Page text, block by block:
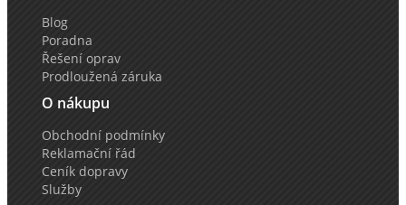
Blog
Poradna
Řešení oprav
Prodloužená záruka
O nákupu
Obchodní podmínky
Reklamační řád
Ceník dopravy
Služby